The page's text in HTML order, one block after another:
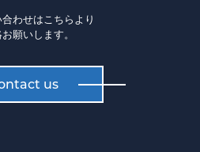
わせはこちらより
願いします。
us